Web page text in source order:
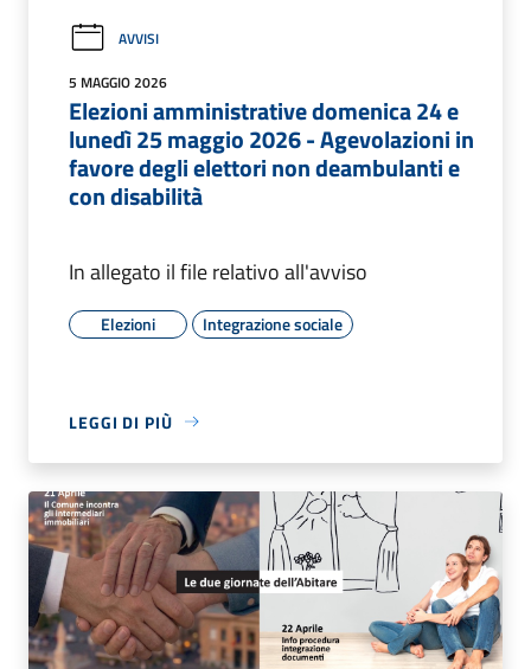
AVVISI
5 MAGGIO 2026
Elezioni amministrative domenica 24 e
lunedì 25 maggio 2026 - Agevolazioni in
favore degli elettori non deambulanti e
con disabilità
In allegato il file relativo all'avviso
Elezioni Integrazione sociale
LEGGI DI PIÙ